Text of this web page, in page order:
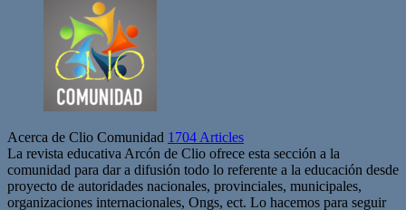
Acerca de Clio Comunidad 1704 Articles
La revista educativa Arcón de Clio ofrece esta sección a la
comunidad para dar a difusión todo lo referente a la educación desde
proyecto de autoridades nacionales, provinciales, municipales,
organizaciones internacionales, Ongs, ect. Lo hacemos para seguir